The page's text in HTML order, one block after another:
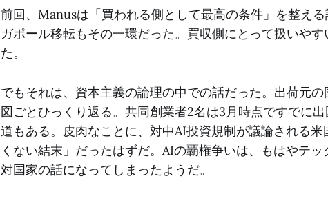
前回、Manusは「買われる側として最高の条件」を整え
ガポール移転もその一環だった。買収側にとって扱いや
た。
でもそれは、資本主義の論理の中での話だった。出荷元
図ごとひっくり返る。共同創業者2名は3月時点ですでに
道もある。皮肉なことに、対中AI投資規制が議論される
くない結末」だったはずだ。AIの覇権争いは、もはやテ
対国家の話になってしまったようだ。